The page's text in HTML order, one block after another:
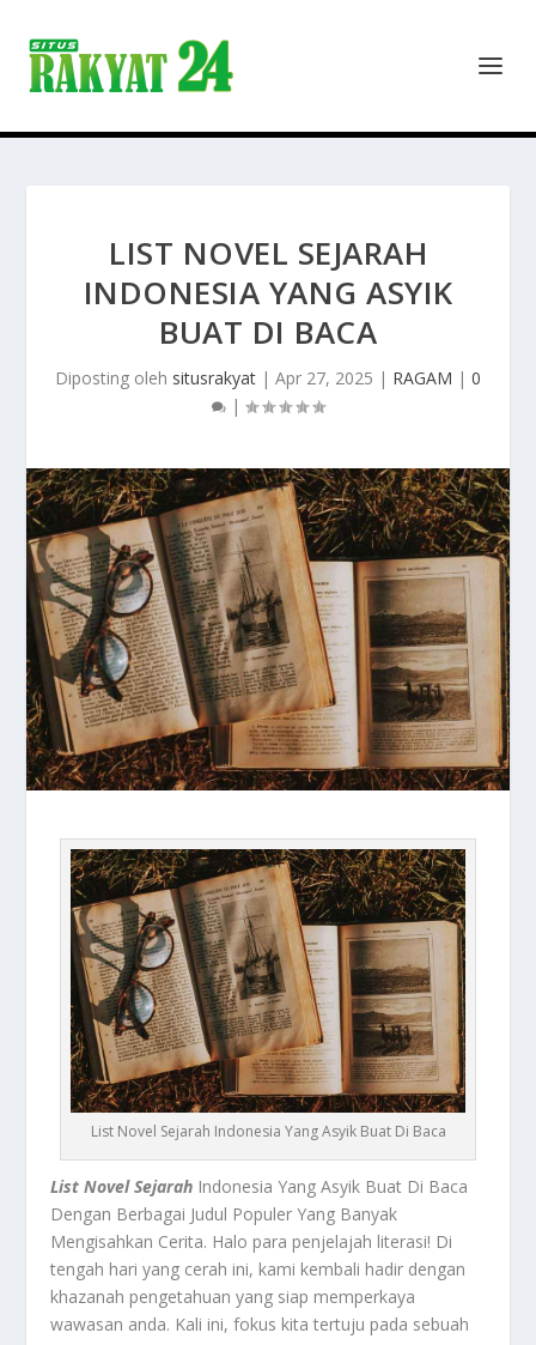
LIST NOVEL SEJARAH
INDONESIA YANG ASYIK
BUAT DI BACA
Diposting oleh situsrakyat | Apr 27, 2025 | RAGAM | 0
|
List Novel Sejarah Indonesia Yang Asyik Buat Di Baca
List Novel Sejarah Indonesia Yang Asyik Buat Di Baca
Dengan Berbagai Judul Populer Yang Banyak
Mengisahkan Cerita. Halo para penjelajah literasi! Di
tengah hari yang cerah ini, kami kembali hadir dengan
khazanah pengetahuan yang siap memperkaya
wawasan anda. Kali ini, fokus kita tertuju pada sebuah